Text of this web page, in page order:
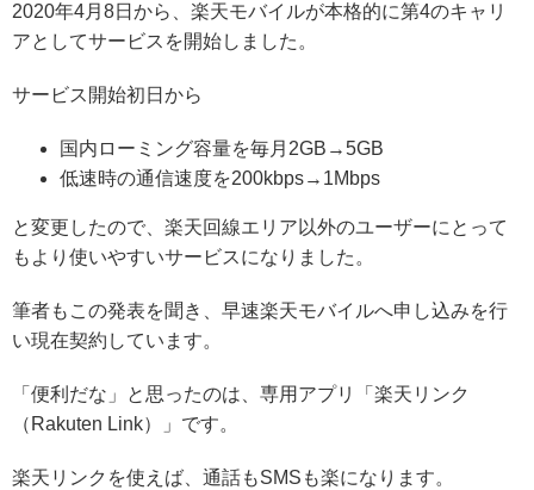
2020年4月8日から、楽天モバイルが本格的に第4のキャリ
アとしてサービスを開始しました。
サービス開始初日から
国内ローミング容量を毎月2GB→5GB
低速時の通信速度を200kbps→1Mbps
と変更したので、楽天回線エリア以外のユーザーにとって
もより使いやすいサービスになりました。
筆者もこの発表を聞き、早速楽天モバイルへ申し込みを行
い現在契約しています。
「便利だな」と思ったのは、専用アプリ「楽天リンク
（Rakuten Link）」です。
楽天リンクを使えば、通話もSMSも楽になります。